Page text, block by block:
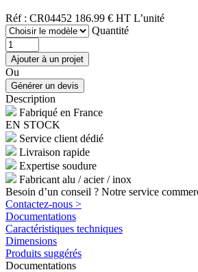
Réf : CR04452 186.99 € HT L’unité
Quantité
Ou
Description
Fabriqué en France
EN STOCK
Service client dédié
Livraison rapide
Expertise soudure
Fabricant alu / acier / inox
Besoin d’un conseil ? Notre service
Contactez-nous >
Documentations
Caractéristiques techniques
Dimensions
Produits suggérés
Documentations